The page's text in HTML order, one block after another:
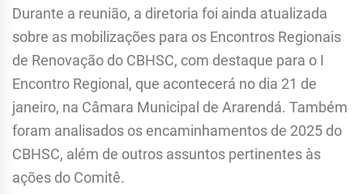
Durante a reunião, a diretoria foi ainda atualizada
sobre as mobilizações para os Encontros Regionais
de Renovação do CBHSC, com destaque para o I
Encontro Regional, que acontecerá no dia 21 de
janeiro, na Câmara Municipal de Ararendá. Também
foram analisados os encaminhamentos de 2025 do
CBHSC, além de outros assuntos pertinentes às
ações do Comitê.